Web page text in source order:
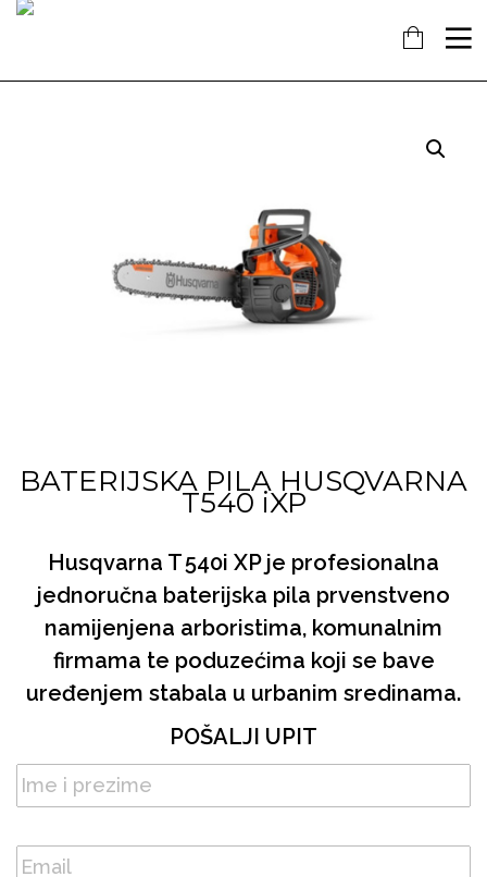
16 7 18
2017
ĐANO
TRADE –
BATERIJSKA PILA HUSQVARNA
T540 iXP
Husqvarna T 540i XP je profesionalna
jednoručna baterijska pila prvenstveno
namijenjena arboristima, komunalnim
firmama te poduzećima koji se bave
uređenjem stabala u urbanim sredinama.
POŠALJI UPIT